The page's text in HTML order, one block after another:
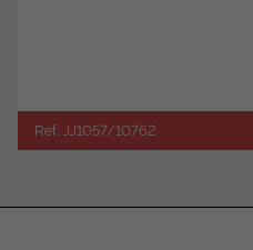
Ref. JJ1057/10762